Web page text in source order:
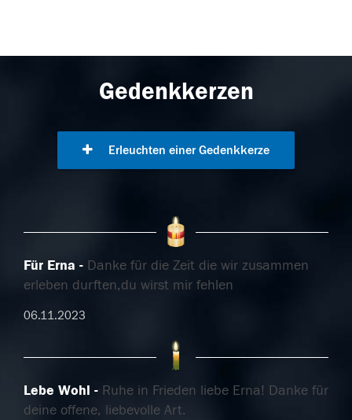
Gedenkkerzen
Erleuchten einer Gedenkkerze
Für Erna
Danke für die Zeit die wir zusammen
erleben durften,du wirst mir fehlen
06.11.2023
Lebe Wohl
Ruhe in Frieden liebe Erna! Danke für
deine offene, liebevolle Art.